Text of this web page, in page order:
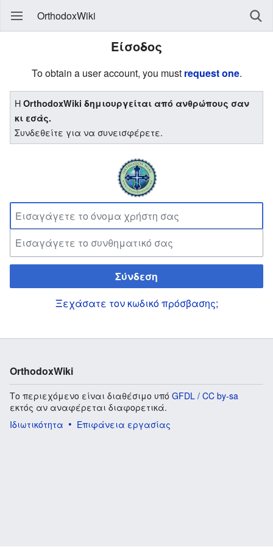
OrthodoxWiki
Είσοδος
To obtain a user account, you must request one.
ΗOrthodoxWiki δημιουργείται από ανθρώπους σαν
κι εσάς.
Συνδεθείτε για να συνεισφέρετε.
Σύνδεση
Ξεχάσατε τον κωδικό πρόσβασης;
OrthodoxWiki
Το περιεχόμενο είναι διαθέσιμο υπό GFDL / CC by-sa
εκτός αν αναφέρεται διαφορετικά.
Ιδιωτικότητα
Επιφάνεια εργασίας